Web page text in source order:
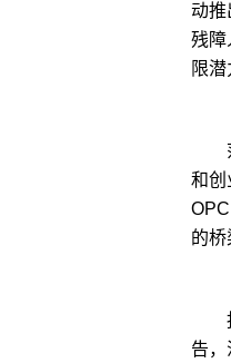
动推
残障
限
范
和创
的桥
报
告